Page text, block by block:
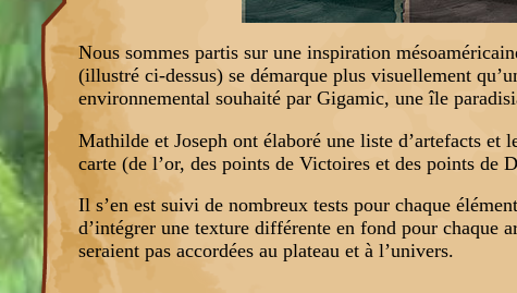
Nous sommes partis sur une inspiration
(illustré ci-dessus) se démarque plus visuellement
environnemental souhaité par Gigamic, une île
Mathilde et Joseph ont élaboré une liste d’artefacts
carte (de l’or, des points de Victoires et des points de
Il s’en est suivi de nombreux tests pour chaque
d’intégrer une texture différente en fond pour chaque
seraient pas accordées au plateau et à l’univers.